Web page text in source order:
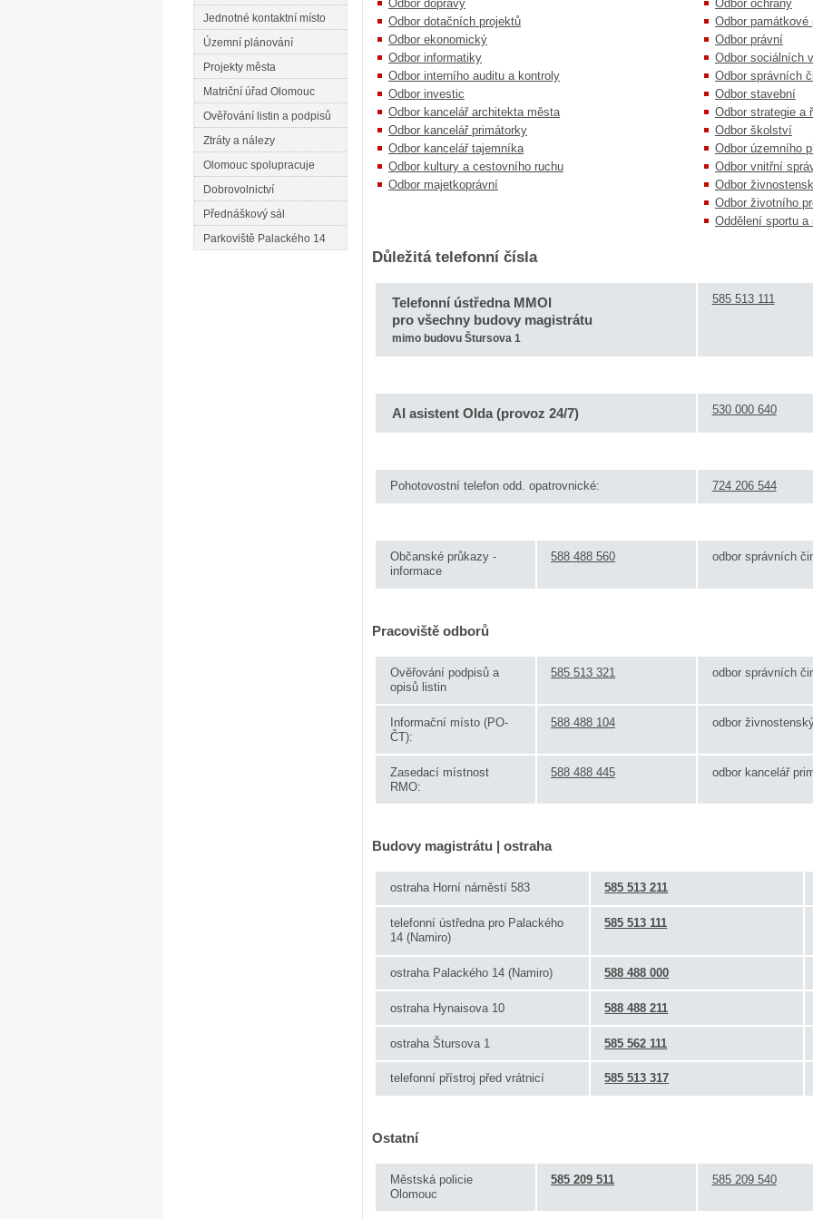
Jednotné kontaktní místo
Územní plánování
Projekty města
Matriční úřad Olomouc
Ověřování listin a podpisů
Ztráty a nálezy
Olomouc spolupracuje
Dobrovolnictví
Přednáškový sál
Parkoviště Palackého 14
Odbor dopravy
Odbor dotačních projektů
Odbor ekonomický
Odbor informatiky
Odbor interního auditu a kontroly
Odbor investic
Odbor kancelář architekta města
Odbor kancelář primátorky
Odbor kancelář tajemníka
Odbor kultury a cestovního ruchu
Odbor majetkoprávní
Odbor ochrany
Odbor památkové
Odbor právní
Odbor sociálních
Odbor správních
Odbor stavební
Odbor strategie a
Odbor školství
Odbor územního
Odbor vnitřní
Odbor
Odbor životního
Oddělení sportu
Důležitá telefonní čísla
Telefonní ústředna MMOl
pro všechny budovy magistrátu
mimo budovu Štursova 1
585 513 111
AI asistent Olda (provoz 24/7) 530 000 640
Pohotovostní telefon odd. opatrovnické: 724 206 544
Občanské průkazy -
informace
588 488 560 odbor správních
Pracoviště odborů
Ověřování podpisů a
opisů listin
585 513 321 odbor správních
Informační místo (PO-
ČT):
588 488 104 odbor
Zasedací místnost
RMO:
588 488 445 odbor kancelář
Budovy magistrátu | ostraha
ostraha Horní náměstí 583 585 513 211
telefonní ústředna pro Palackého
14 (Namiro)
585 513 111
ostraha Palackého 14 (Namiro) 588 488 000
ostraha Hynaisova 10 588 488 211
ostraha Štursova 1 585 562 111
telefonní přístroj před vrátnicí 585 513 317
Ostatní
Městská policie
Olomouc
585 209 511 585 209 540